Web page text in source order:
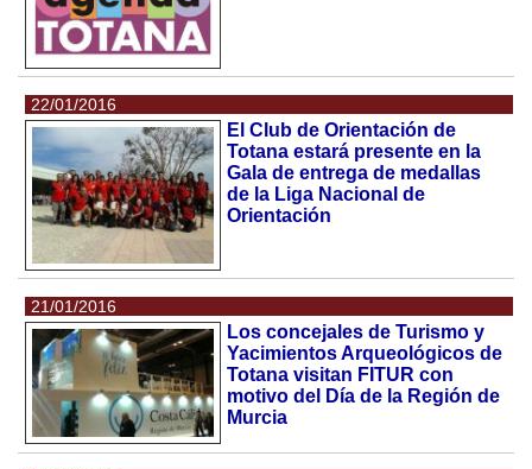
22/01/2016
El Club de Orientación de
Totana estará presente en la
Gala de entrega de medallas
de la Liga Nacional de
Orientación
21/01/2016
Los concejales de Turismo y
Yacimientos Arqueológicos de
Totana visitan FITUR con
motivo del Día de la Región de
Murcia